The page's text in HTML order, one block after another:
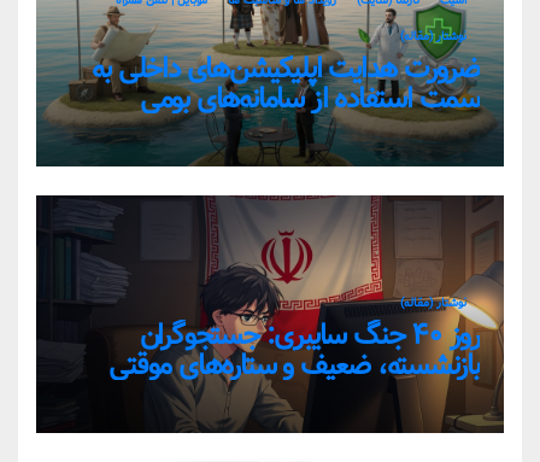
نوشتار (مقاله)
ضرورت هدایت اپلیکیشن‌های داخلی به
سمت استفاده از سامانه‌های بومی
نوشتار (مقاله)
روز ۴۰ جنگ سایبری: جستجوگران
بازنشسته، ضعیف و ستاره‌های موقتی
ایران در بحران اینترنت!